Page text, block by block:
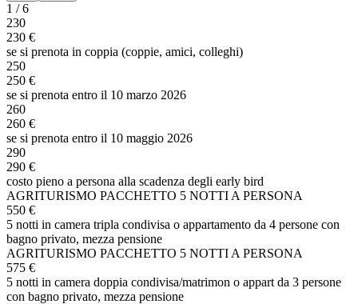
1 /6
230
230 €
se si prenota in coppia (coppie, amici, colleghi)
250
250 €
se si prenota entro il 10 marzo 2026
260
260 €
se si prenota entro il 10 maggio 2026
290
290 €
costo pieno a persona alla scadenza degli early bird
AGRITURISMO PACCHETTO 5 NOTTI A PERSONA
550 €
5 notti in camera tripla condivisa o appartamento da 4 persone con
bagno privato, mezza pensione
AGRITURISMO PACCHETTO 5 NOTTI A PERSONA
575 €
5 notti in camera doppia condivisa/matrimon o appart da 3 persone
con bagno privato, mezza pensione